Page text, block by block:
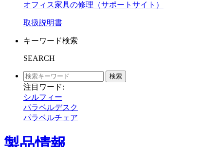
オフィス家具の修理（サポートサイト）
取扱説明書
キーワード検索
SEARCH
検索
注目ワード:
シルフィー
パラベルデスク
パラベルチェア